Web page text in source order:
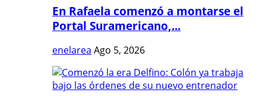
En Rafaela comenzó a montarse el
Portal Suramericano,...
enelarea Ago 5, 2026